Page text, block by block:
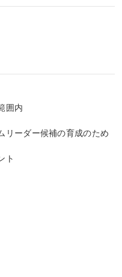
囲内
リーダー候補の育成のため
ト